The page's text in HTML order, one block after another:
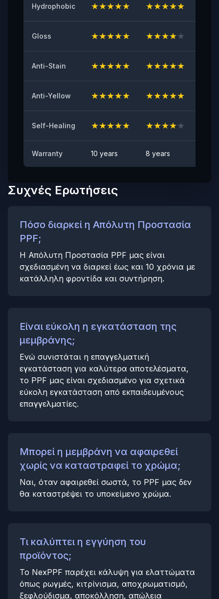
≥8（N/25mm）
Αντίσταση στο κιτρίνισμα
Δοκιμή κατά των χτυπημάτων από πέτρες
ΕΠΙΤΥΧΙΑ
Αντι-λεκιαστικό
Hydrophobic ★★★★★ ★★★★★
Gloss ★★★★★ ★★★★★
Anti-Stain ★★★★★ ★★★★★
Anti-Yellow ★★★★★ ★★★★★
Self-Healing ★★★★★ ★★★★★
Warranty 10 years 8 years
Συχνές Ερωτήσεις
Πόσο διαρκεί η Απόλυτη Προστασία
PPF;
Η Απόλυτη Προστασία PPF μας είναι
σχεδιασμένη να διαρκεί έως και 10 χρόνια με
κατάλληλη φροντίδα και συντήρηση.
Είναι εύκολη η εγκατάσταση της
μεμβράνης;
Ενώ συνιστάται η επαγγελματική
εγκατάσταση για καλύτερα αποτελέσματα,
το PPF μας είναι σχεδιασμένο για σχετικά
εύκολη εγκατάσταση από εκπαιδευμένους
επαγγελματίες.
Μπορεί η μεμβράνη να αφαιρεθεί
χωρίς να καταστραφεί το χρώμα;
Ναι, όταν αφαιρεθεί σωστά, το PPF μας δεν
θα καταστρέψει το υποκείμενο χρώμα.
Τι καλύπτει η εγγύηση του
προϊόντος;
Το NexPPF παρέχει κάλυψη για ελαττώματα
όπως ρωγμές, κιτρίνισμα, αποχρωματισμό,
ξεφλούδισμα, αποκόλληση, απώλεια